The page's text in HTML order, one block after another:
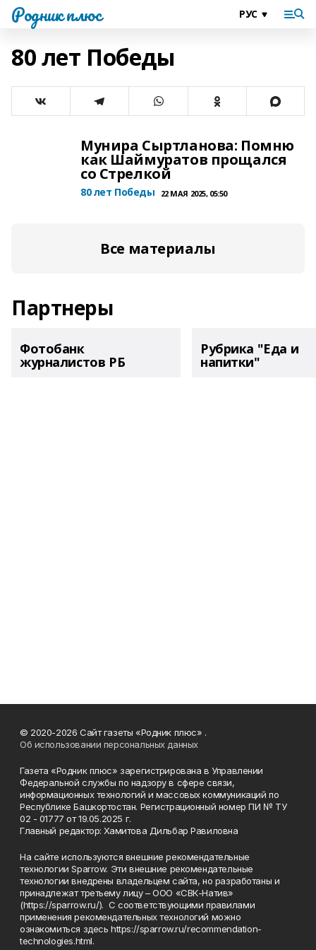
Родник плюс
80 лет Победы
Мунира Сыртланова: Помню
как Шаймуратов прощался
со Стрелкой
80 лет Победы 22 МАЯ 2025, 05:50
Все материалы
Партнеры
Фотобанк
журналистов РБ
Рубрика "Еда и
напитки"
© 2020-2026 Сайт газеты «Родник плюс» .
Об использовании персональных данных
Газета «Родник плюс» зарегистрирована в Управлении
Федеральной службы по надзору в сфере связи,
информационных технологий и массовых коммуникаций по
Республике Башкортостан. Регистрационный номер ПИ № ТУ
02 - 01777 от 19.05.2025 г.
Главный редактор: Хамитова Дильбар Равиловна
На сайте используются внешние рекомендательные
технологии Sparrow. Эти внешние рекомендательные
технологии внедрены владельцем сайта, но разработаны и
принадлежат третьему лицу – ООО «СВК-Натив»
(https://sparrow.ru/). С соответствующими правилами
применения рекомендательных технологий можно
ознакомиться здесь https://sparrow.ru/recommendation-
technologies.html.